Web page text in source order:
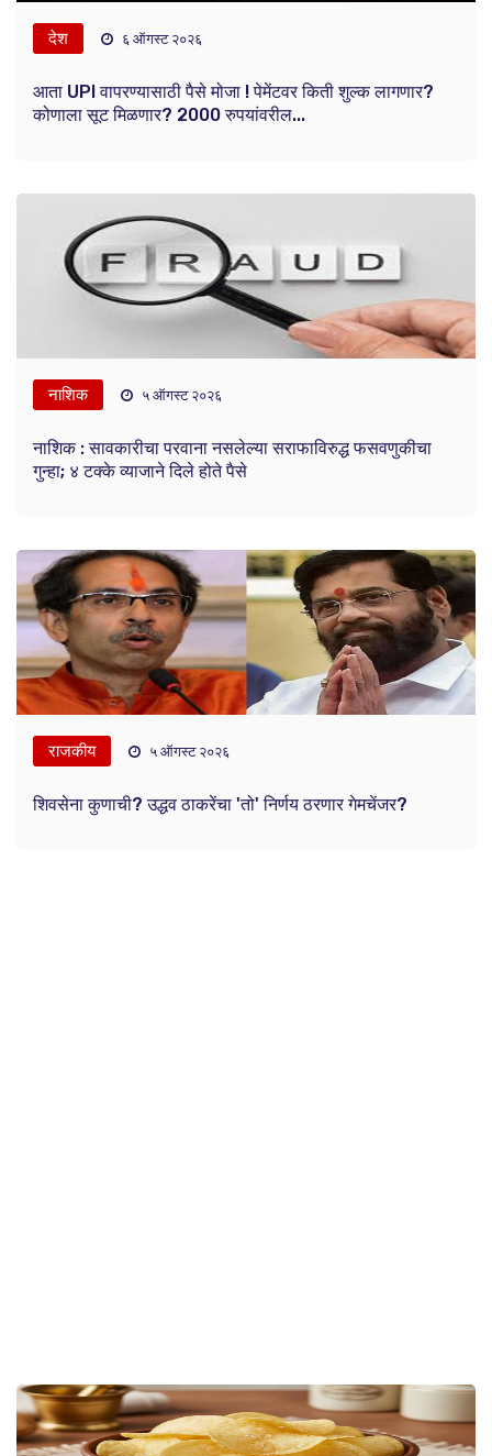
देश ६ ऑगस्ट २०२६
आता UPI वापरण्यासाठी पैसे मोजा ! पेमेंटवर किती शुल्क लागणार?
कोणाला सूट मिळणार? 2000 रुपयांवरील...
नाशिक ५ ऑगस्ट २०२६
नाशिक : सावकारीचा परवाना नसलेल्या सराफाविरुद्ध फसवणुकीचा
गुन्हा; ४ टक्के व्याजाने दिले होते पैसे
राजकीय ५ ऑगस्ट २०२६
शिवसेना कुणाची? उद्धव ठाकरेंचा 'तो' निर्णय ठरणार गेमचेंजर?